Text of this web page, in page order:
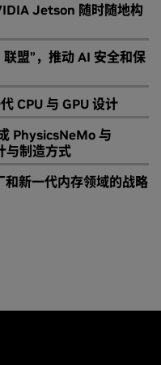
Jetson 随时随地构
盟”，推动 AI 安全和保
CPU 与 GPU 设计
PhysicsNeMo 与
与制造方式
新一代内存领域的战略